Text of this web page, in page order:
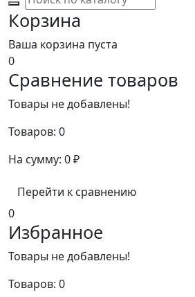
Корзина
Ваша корзина пуста
0
Сравнение товаров
Товары не добавлены!
Товаров: 0
На сумму: 0₽
Перейти к сравнению
0
Избранное
Товары не добавлены!
Товаров: 0